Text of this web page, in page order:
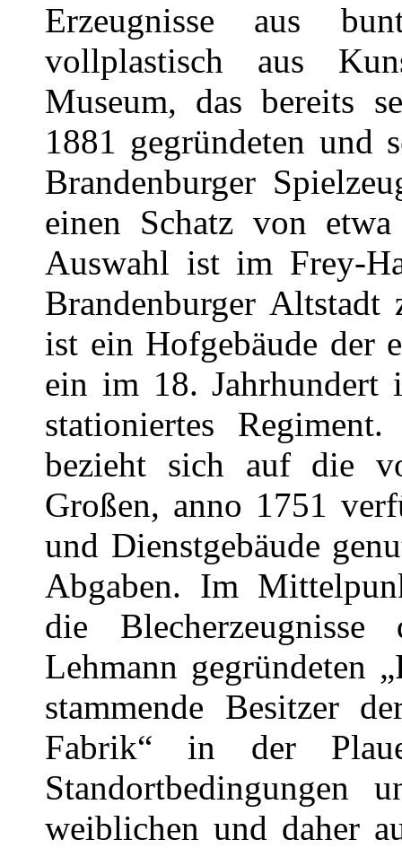
Erzeugnisse aus
vollplastisch aus
Museum, das bereits
1881 gegründeten und
Brandenburger
einen Schatz von
Auswahl ist im Frey-
Brandenburger
ist ein Hofgebäude der
ein im 18. Jahrhundert
stationiertes
bezieht sich auf die
Großen, anno 1751
und Dienstgebäude
Abgaben. Im
die
Lehmann gegründeten
stammende Besitzer
Fabrik“ in der
Standortbedingungen
weiblichen und daher